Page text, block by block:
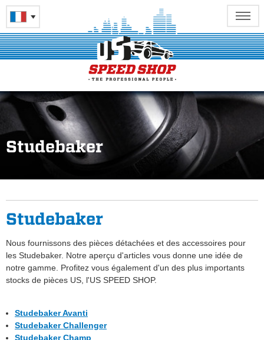
Studebaker
Studebaker
Nous fournissons des pièces détachées et des accessoires pour
les Studebaker. Notre aperçu d'articles vous donne une idée de
notre gamme. Profitez vous également d'un des plus importants
stocks de pièces US, l'US SPEED SHOP.
Studebaker Avanti
Studebaker Challenger
Studebaker Champ